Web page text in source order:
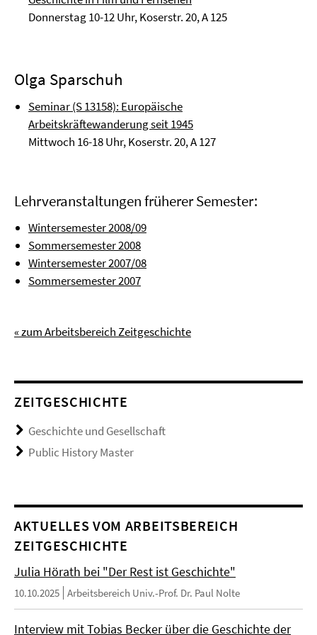
Donnerstag 10-12 Uhr, Koserstr. 20, A 125
Olga Sparschuh
Seminar (S 13158): Europäische
Arbeitskräftewanderung seit 1945
Mittwoch 16-18 Uhr, Koserstr. 20, A 127
Lehrveranstaltungen früherer Semester:
Wintersemester 2008/09
Sommersemester 2008
Wintersemester 2007/08
Sommersemester 2007
« zum Arbeitsbereich Zeitgeschichte
ZEITGESCHICHTE
Geschichte und Gesellschaft
Public History Master
AKTUELLES VOM ARBEITSBEREICH
ZEITGESCHICHTE
Julia Hörath bei "Der Rest ist Geschichte"
10.10.2025 Arbeitsbereich Univ.-Prof. Dr. Paul Nolte
Interview mit Tobias Becker über die Geschichte der